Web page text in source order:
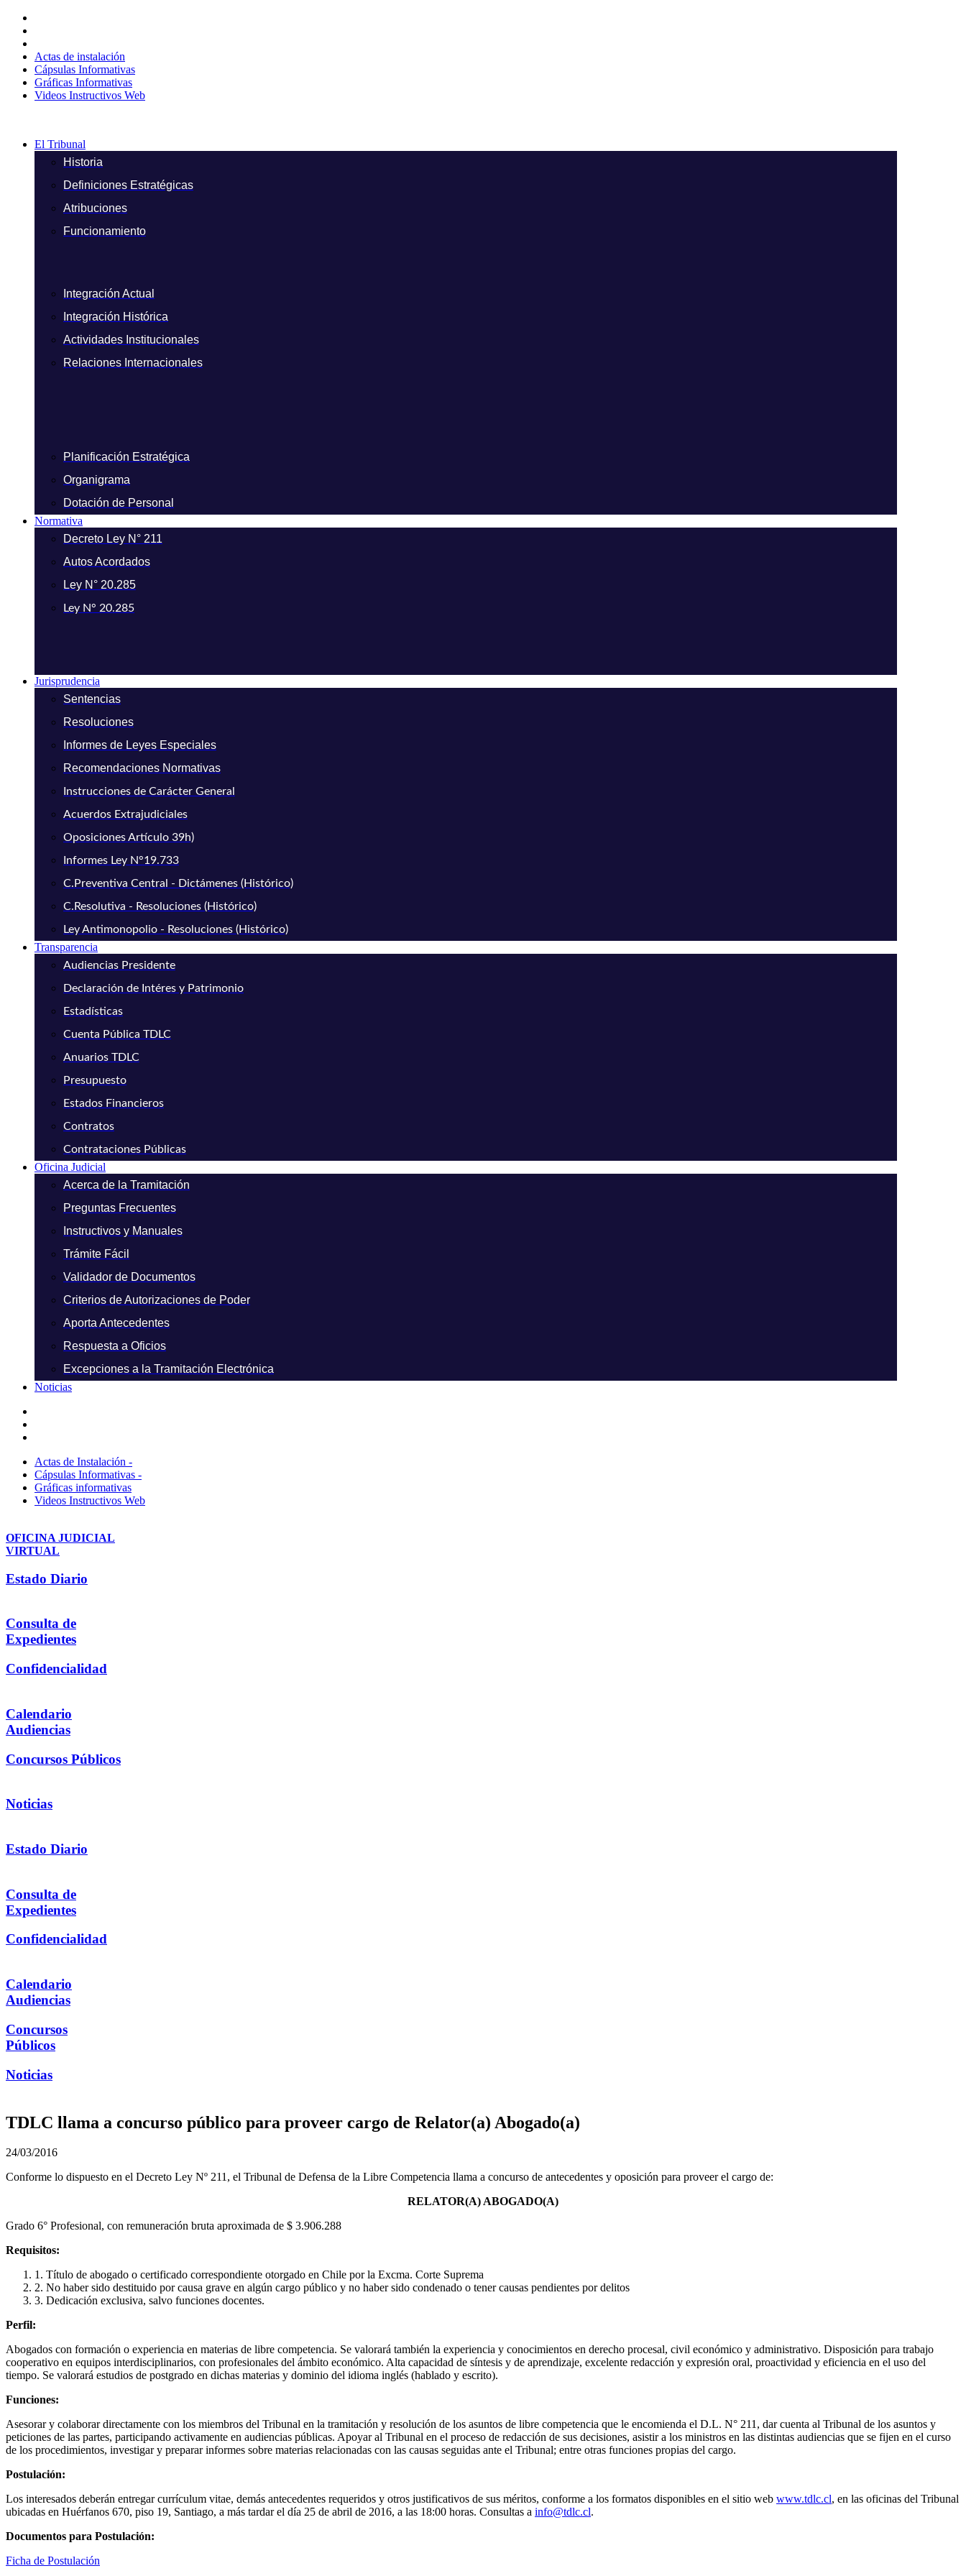
contenido
Actas de instalación
Cápsulas Informativas
Gráficas Informativas
Videos Instructivos Web
El Tribunal
Historia
Definiciones Estratégicas
Atribuciones
Funcionamiento
Integración Actual
Integración Histórica
Actividades Institucionales
Relaciones Internacionales
Planificación Estratégica
Organigrama
Dotación de Personal
Normativa
Decreto Ley N° 211
Autos Acordados
Ley N° 20.285
Ley N° 20.285
Jurisprudencia
Sentencias
Resoluciones
Informes de Leyes Especiales
Recomendaciones Normativas
Instrucciones de Carácter General
Acuerdos Extrajudiciales
Oposiciones Artículo 39h)
Informes Ley N°19.733
C.Preventiva Central - Dictámenes (Histórico)
C.Resolutiva - Resoluciones (Histórico)
Ley Antimonopolio - Resoluciones (Histórico)
Transparencia
Audiencias Presidente
Declaración de Intéres y Patrimonio
Estadísticas
Cuenta Pública TDLC
Anuarios TDLC
Presupuesto
Estados Financieros
Contratos
Contrataciones Públicas
Oficina Judicial
Acerca de la Tramitación
Preguntas Frecuentes
Instructivos y Manuales
Trámite Fácil
Validador de Documentos
Criterios de Autorizaciones de Poder
Aporta Antecedentes
Respuesta a Oficios
Excepciones a la Tramitación Electrónica
Noticias
Actas de Instalación -
Cápsulas Informativas -
Gráficas informativas
Videos Instructivos Web
OFICINA JUDICIAL
VIRTUAL
Estado Diario
Consulta de
Expedientes
Confidencialidad
Calendario
Audiencias
Concursos Públicos
Noticias
Estado Diario
Consulta de
Expedientes
Confidencialidad
Calendario
Audiencias
Concursos
Públicos
Noticias
TDLC llama a concurso público para proveer cargo de Relator(a) Abogado(a)
24/03/2016
Conforme lo dispuesto en el Decreto Ley Nº 211, el Tribunal de Defensa de la Libre Competencia llama a concurso de antecedentes y oposición para proveer el cargo de:
RELATOR(A) ABOGADO(A)
Grado 6° Profesional, con remuneración bruta aproximada de $ 3.906.288
Requisitos:
1. Título de abogado o certificado correspondiente otorgado en Chile por la Excma. Corte Suprema
2. No haber sido destituido por causa grave en algún cargo público y no haber sido condenado o tener causas pendientes por delitos
3. Dedicación exclusiva, salvo funciones docentes.
Perfil:
Abogados con formación o experiencia en materias de libre competencia. Se valorará también la experiencia y conocimientos en derecho procesal, civil económico y administrativo. Disposición para trabajo
cooperativo en equipos interdisciplinarios, con profesionales del ámbito económico. Alta capacidad de síntesis y de aprendizaje, excelente redacción y expresión oral, proactividad y eficiencia en el uso del
tiempo. Se valorará estudios de postgrado en dichas materias y dominio del idioma inglés (hablado y escrito).
Funciones:
Asesorar y colaborar directamente con los miembros del Tribunal en la tramitación y resolución de los asuntos de libre competencia que le encomienda el D.L. N° 211, dar cuenta al Tribunal de los asuntos y
peticiones de las partes, participando activamente en audiencias públicas. Apoyar al Tribunal en el proceso de redacción de sus decisiones, asistir a los ministros en las distintas audiencias que se fijen en el curso
de los procedimientos, investigar y preparar informes sobre materias relacionadas con las causas seguidas ante el Tribunal; entre otras funciones propias del cargo.
Postulación:
Los interesados deberán entregar currículum vitae, demás antecedentes requeridos y otros justificativos de sus méritos, conforme a los formatos disponibles en el sitio web www.tdlc.cl, en las oficinas del Tribunal
ubicadas en Huérfanos 670, piso 19, Santiago, a más tardar el día 25 de abril de 2016, a las 18:00 horas. Consultas a info@tdlc.cl.
Documentos para Postulación:
Ficha de Postulación